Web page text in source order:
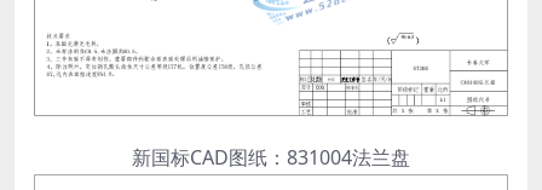
新国标CAD图纸：831004法兰盘